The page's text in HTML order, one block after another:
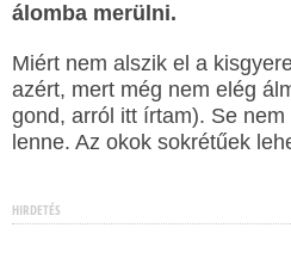
álomba merülni.
Miért nem alszik el a
azért, mert még nem elég
gond, arról itt írtam). Se
lenne. Az okok sokrétűek
HIRDETÉS